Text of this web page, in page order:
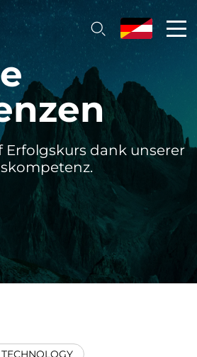
Erfolgskurs dank unserer